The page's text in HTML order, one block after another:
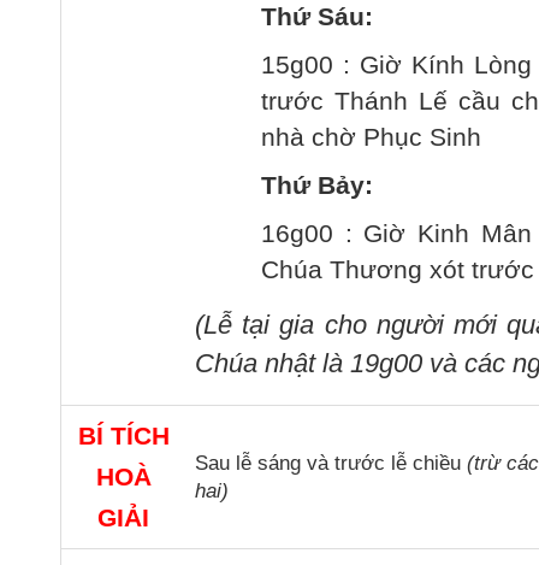
Thứ Sáu:
15g00 : Giờ Kính
trước Thánh Lế cầu
nhà chờ Phục Sinh
Thứ Bảy:
16g00 : Giờ Kinh
Chúa Thương xót
(Lễ tại gia cho người mới
Chúa nhật là 19g00 và các
BÍ TÍCH
HOÀ
GIẢI
Sau lễ sáng và trước lễ chiều (trừ
hai)